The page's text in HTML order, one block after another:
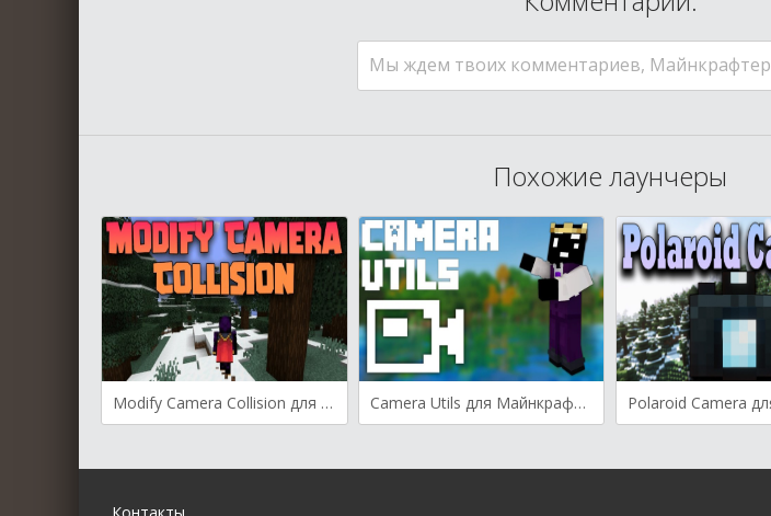
Мы ждем твоих комментариев, Майнкрафтер
Похожие лаунчеры
Modify Camera Collision для Майнкрафт [1.21.5, 1.21.4, 1.21.3] Camera Utils для Майнкрафт [1.20.4, 1.20.3, 1.20.2]